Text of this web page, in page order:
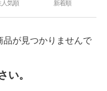
人気順 新着順
品が見つかりませんで
い。